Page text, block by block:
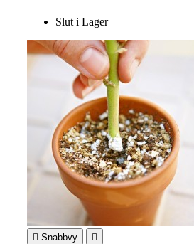
Slut i Lager
 Snabbvy 